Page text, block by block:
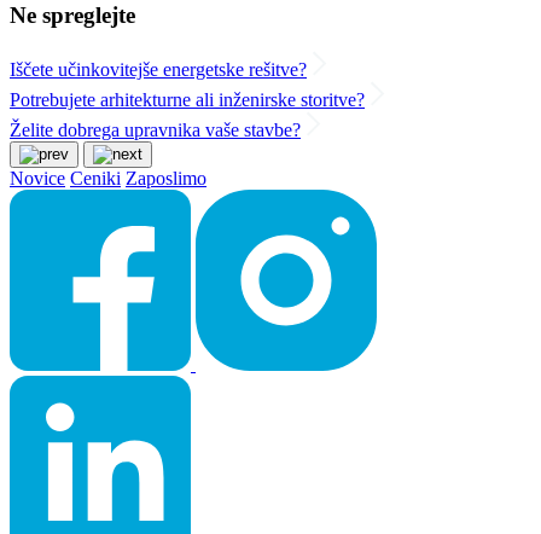
Ne spreglejte
Iščete učinkovitejše energetske rešitve?
Potrebujete arhitekturne ali inženirske storitve?
Želite dobrega upravnika vaše stavbe?
Novice Ceniki Zaposlimo